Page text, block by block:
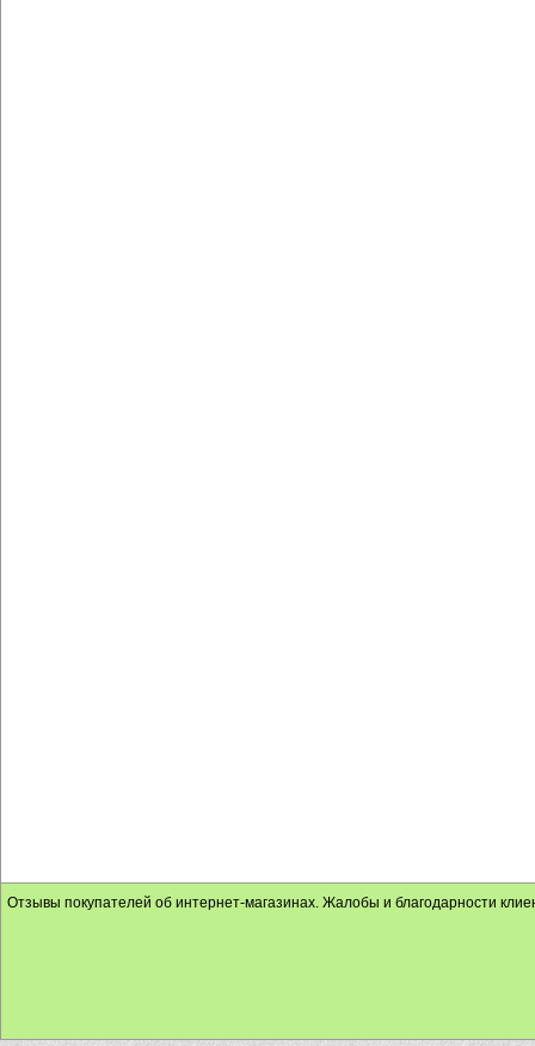
Отзывы покупателей об интернет-магазинах. Жалобы и благодарности